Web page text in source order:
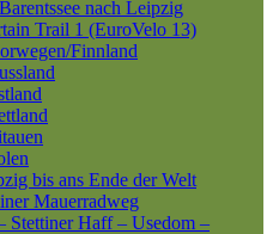
nach Leipzig
Trail 1 (EuroVelo 13)
Finnland
bis ans Ende der Welt
Mauerradweg
Stettiner Haff – Usedom –